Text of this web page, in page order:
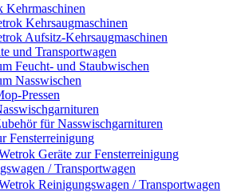
Kehrmaschinen
Kehrsaugmaschinen
Aufsitz-Kehrsaugmaschinen
und Transportwagen
Feucht- und Staubwischen
Nasswischen
Pressen
für Nasswischgarnituren
Fensterreinigung
Geräte zur Fensterreinigung
/ Transportwagen
Reinigungswagen / Transportwagen